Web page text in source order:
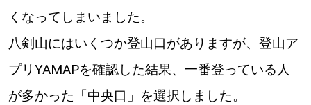
くなってしまいました。
八剣山にはいくつか登山口がありますが、登山ア
プリYAMAPを確認した結果、一番登っている人
が多かった「中央口」を選択しました。